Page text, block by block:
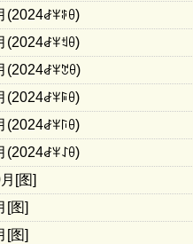
[图]
[图]
[图]